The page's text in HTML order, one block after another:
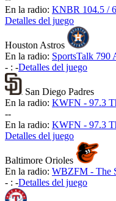
En la radio: KNBR 104.5 /
Detalles del juego
Houston Astros
En la radio: SportsTalk 790
- : -Detalles del juego
San Diego Padres
En la radio: KWFN - 97.3
--
En la radio: KWFN - 97.3
Detalles del juego
Baltimore Orioles
En la radio: WBZFM - The
- : -Detalles del juego